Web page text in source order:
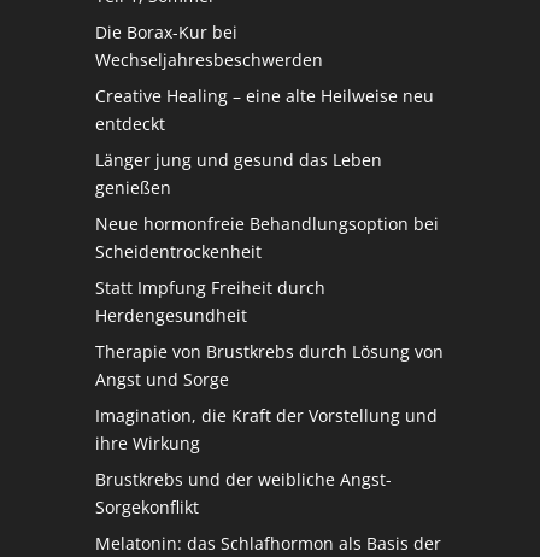
Die Borax-Kur bei
Wechseljahresbeschwerden
Creative Healing – eine alte Heilweise neu
entdeckt
Länger jung und gesund das Leben
genießen
Neue hormonfreie Behandlungsoption bei
Scheidentrockenheit
Statt Impfung Freiheit durch
Herdengesundheit
Therapie von Brustkrebs durch Lösung von
Angst und Sorge
Imagination, die Kraft der Vorstellung und
ihre Wirkung
Brustkrebs und der weibliche Angst-
Sorgekonflikt
Melatonin: das Schlafhormon als Basis der